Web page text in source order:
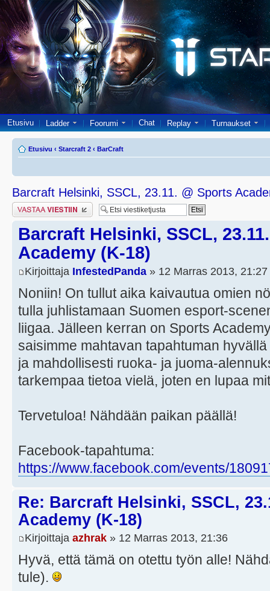
Etusivu Ladder Foorumi Chat Replay Turnaukset
Etusivu ‹ Starcraft 2 ‹ BarCraft
Barcraft Helsinki, SSCL, 23.11. @ Sports
Lähetä vastaus
Barcraft Helsinki, SSCL,
Academy (K-18)
Kirjoittaja InfestedPanda » 12 Marras 2013, 21:27
Noniin! On tullut aika kaivautua omien
tulla juhlistamaan Suomen esport-
liigaa. Jälleen kerran on Sports
saisimme mahtavan tapahtuman
ja mahdollisesti ruoka- ja juoma-
tarkempaa tietoa vielä, joten en lupaa
Tervetuloa! Nähdään paikan päällä!
Facebook-tapahtuma:
https://www.facebook.com/events/
Re: Barcraft Helsinki, SSCL,
Academy (K-18)
Kirjoittaja azhrak » 12 Marras 2013, 21:36
Hyvä, että tämä on otettu työn alle!
tule).